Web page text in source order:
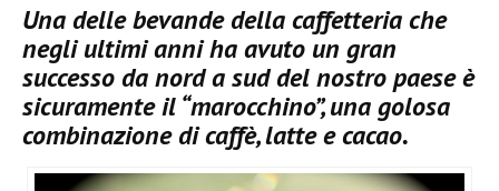
Una delle bevande della caffetteria che
negli ultimi anni ha avuto un gran
successo da nord a sud del nostro paese è
sicuramente il “marocchino”, una golosa
combinazione di caffè, latte e cacao.